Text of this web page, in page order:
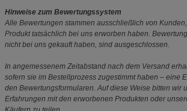
Hinweise zum Bewertungssystem
Alle Bewertungen stammen ausschließlich von
Produkt tatsächlich bei uns erworben haben.
nicht bei uns gekauft haben, sind ausgeschlossen.
In angemessenem Zeitabstand nach dem Versand
sofern sie im Bestellprozess zugestimmt haben – eine
den Bewertungsformularen. Auf diese Weise bitten wir
Erfahrungen mit den erworbenen Produkten oder